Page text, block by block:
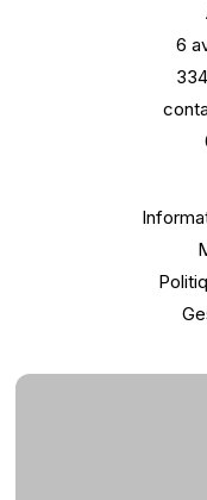
6